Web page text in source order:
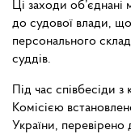
Ці заходи
до судової влади,
персонального
суддів.
Під час співбесіди
Комісією
України,